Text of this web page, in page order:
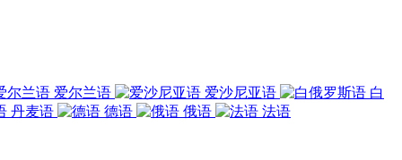
爱尔兰语 爱沙尼亚语
白
丹麦语
德语 俄语 法语